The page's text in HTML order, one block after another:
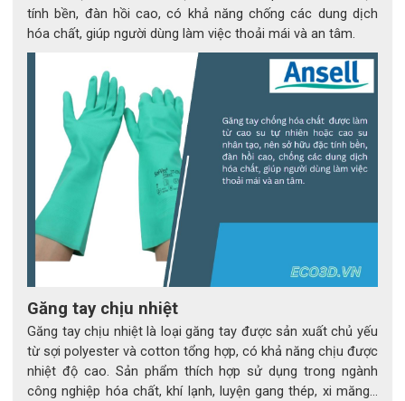
Chế tạo máy móc, khai thác mỏ
tính bền, đàn hồi cao, có khả năng chống các dung dịch
hóa chất, giúp người dùng làm việc thoải mái và an tâm.
Găng tay chịu nhiệt
Găng tay chịu nhiệt là loại găng tay được sản xuất chủ yếu
từ sợi polyester và cotton tổng hợp, có khả năng chịu được
nhiệt độ cao. Sản phẩm thích hợp sử dụng trong ngành
công nghiệp hóa chất, khí lạnh, luyện gang thép, xi măng…